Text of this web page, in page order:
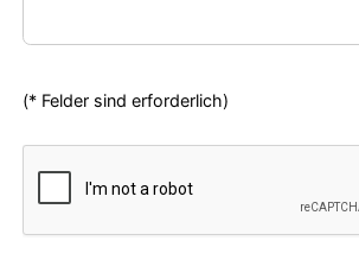
(* Felder sind erforderlich)